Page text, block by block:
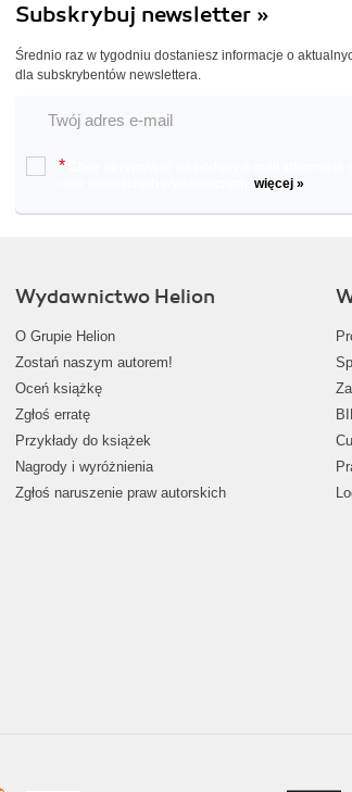
Subskrybuj newsletter »
Średnio raz w tygodniu dostaniesz informacje o
dla subskrybentów newslettera.
*
więcej »
Wydawnictwo Helion
O Grupie Helion
Zostań naszym autorem!
Oceń książkę
Zgłoś erratę
Przykłady do książek
Nagrody i wyróżnienia
Zgłoś naruszenie praw autorskich